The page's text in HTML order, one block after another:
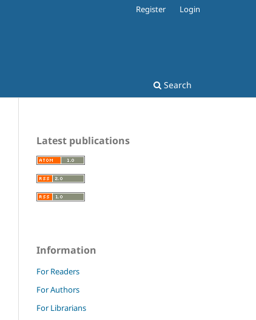
Search
Register Login
Latest publications
Information
For Readers
For Authors
For Librarians